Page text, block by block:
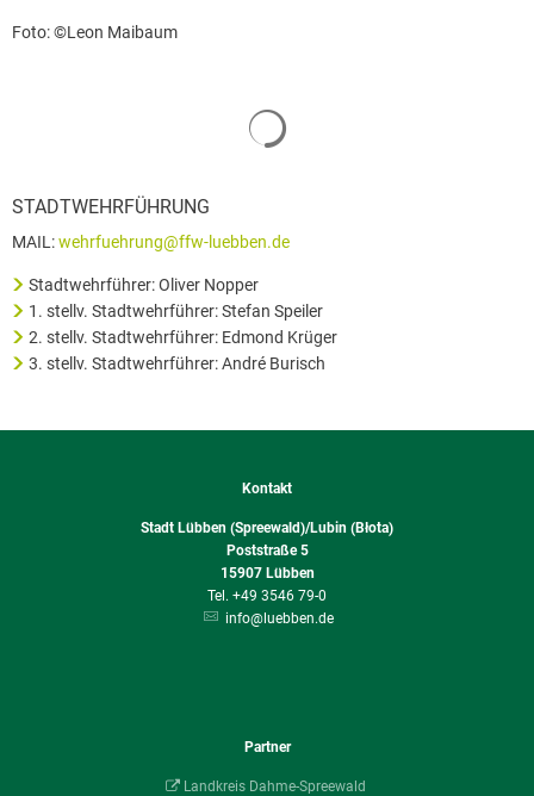
Foto: ©Leon Maibaum
STADTWEHRFÜHRUNG
MAIL:wehrfuehrung@ffw-luebben.de
Stadtwehrführer: Oliver Nopper
1. stellv. Stadtwehrführer: Stefan Speiler
2. stellv. Stadtwehrführer: Edmond Krüger
3. stellv. Stadtwehrführer: André Burisch
Kontakt
Stadt Lübben (Spreewald)/Lubin (Błota)
Poststraße 5
15907 Lübben
+49 3546 79-0
info@luebben.de
Partner
Landkreis Dahme-Spreewald